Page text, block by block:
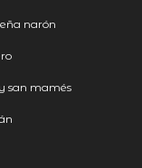
narón
san mamés